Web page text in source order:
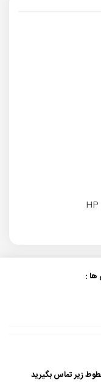
ها :
زیر تماس بگیرید